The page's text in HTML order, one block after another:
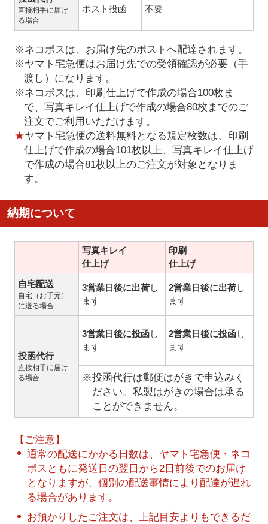
直接相手に届け
る場合
ポスト投函 不要
※ネコポスは、お届け先のポストへ配達されます。
※ヤマト宅急便はお届け先での受領確認が必要（手
渡し）になります。
※ネコポスは、印刷仕上げで作成の場合100枚ま
で、写真キレイ仕上げで作成の場合80枚までのご
注文でご利用いただけます。
★ヤマト宅急便の送料無料となる規定枚数は、印刷
仕上げで作成の場合101枚以上、写真キレイ仕上げ
で作成の場合81枚以上のご注文が対象となりま
す。
納期について
写真キレイ
仕上げ
印刷
仕上げ
自宅配送
自宅（お手元）
に送る場合
3営業日後に出荷し
ます
2営業日後に出荷し
ます
投函代行
直接相手に届け
る場合
3営業日後に投函し
ます
2営業日後に投函し
ます
※投函代行は郵便はがきで申込みく
ださい。私製はがきの場合は承る
ことができません。
【ご注意】
通常の配送にかかる日数は、ヤマト宅急便・ネコ
ポスともに発送日の翌日から2日前後でのお届け
となりますが、個別の配送事情により配達が遅れ
る場合があります。
お預かりしたご注文は、上記目安よりもできるだ